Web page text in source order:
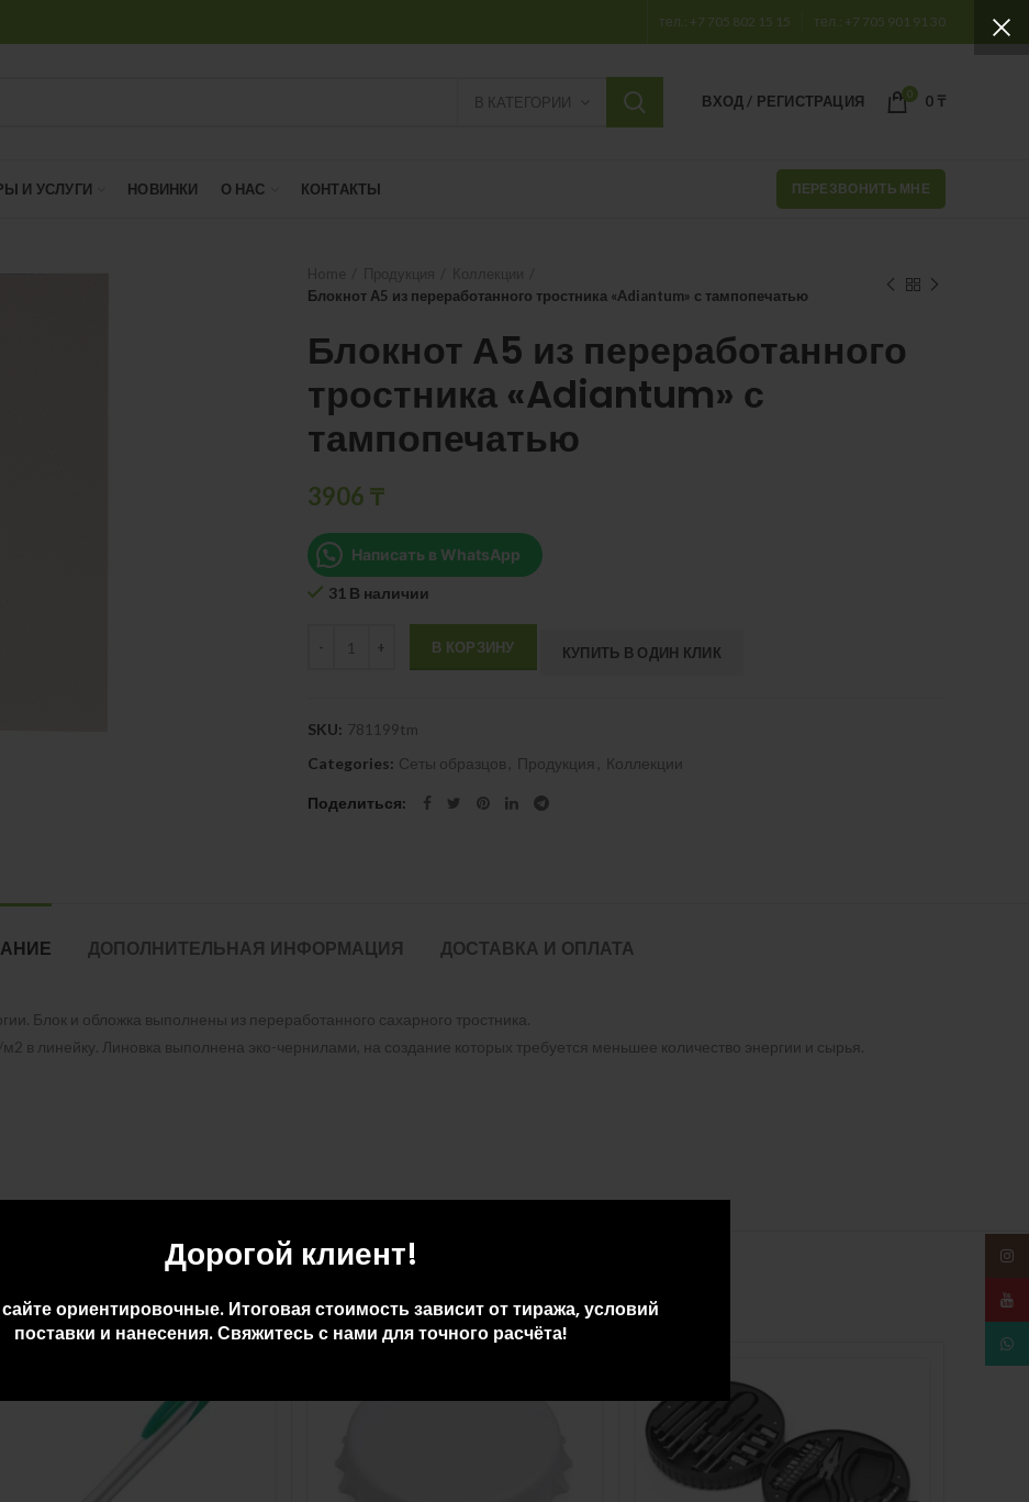
Дорогой клиент!
ориентировочные. Итоговая стоимость зависит от тиража, условий
поставки и нанесения. Свяжитесь с нами для точного расчёта!
тел.: +7 705 802 15 15 тел.: +7 705 901 91 30
В КАТЕГОРИИ ВХОД / РЕГИСТРАЦИЯ 0 0 ₸
И УСЛУГИ НОВИНКИ О НАС КОНТАКТЫ ПЕРЕЗВОНИТЬ МНЕ
Блокнот А5 из переработанного тростника «Adiantum» с тампопечатью
Блокнот А5 из переработанного
тростника «Adiantum» с
тампопечатью
3906 ₸
Написать в WhatsApp
31 В наличии
В КОРЗИНУ КУПИТЬ В ОДИН КЛИК
SKU: 781199tm
Categories: Сеты образцов Продукция Коллекции
Поделиться
ДОПОЛНИТЕЛЬНАЯ ИНФОРМАЦИЯ ДОСТАВКА И ОПЛАТА
Блок и обложка выполнены из переработанного сахарного тростника.
в линейку. Линовка выполнена эко-чернилами, на создание которых требуется меньшее количество энергии и сырья.